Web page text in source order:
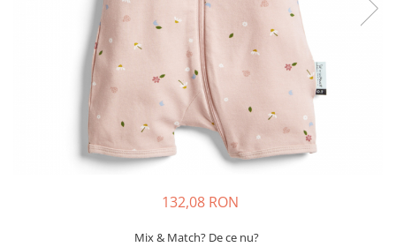
Try It Bibs Denmark
132,08 RON
Mix & Match? De ce nu?